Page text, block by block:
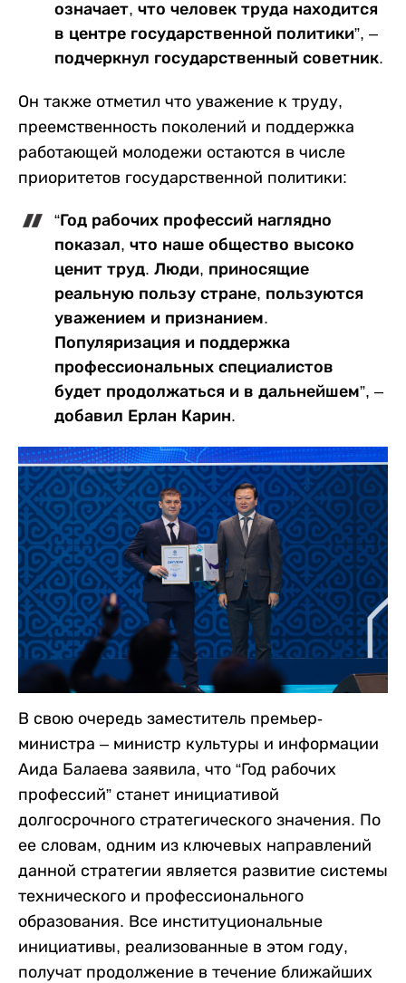
означает, что человек труда находится
в центре государственной политики”, –
подчеркнул государственный советник.
Он также отметил что уважение к труду,
преемственность поколений и поддержка
работающей молодежи остаются в числе
приоритетов государственной политики:
“Год рабочих профессий наглядно
показал, что наше общество высоко
ценит труд. Люди, приносящие
реальную пользу стране, пользуются
уважением и признанием.
Популяризация и поддержка
профессиональных специалистов
будет продолжаться и в дальнейшем”, –
добавил Ерлан Карин.
В свою очередь заместитель премьер-
министра – министр культуры и информации
Аида Балаева заявила, что “Год рабочих
профессий” станет инициативой
долгосрочного стратегического значения. По
ее словам, одним из ключевых направлений
данной стратегии является развитие системы
технического и профессионального
образования. Все институциональные
инициативы, реализованные в этом году,
получат продолжение в течение ближайших